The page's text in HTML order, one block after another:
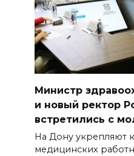
Министр
и новый ректор
встретились с
На Дону укрепляют
медицинских